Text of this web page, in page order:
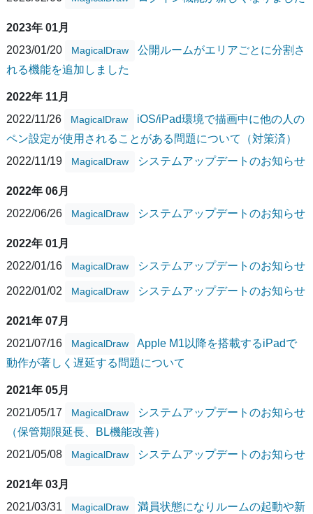
2023年 01月
2023/01/20
MagicalDraw
公開ルームがエリアごとに分割さ
れる機能を追加しました
2022年 11月
2022/11/26
MagicalDraw
iOS/iPad環境で描画中に他の人の
ペン設定が使用されることがある問題について（対策済）
2022/11/19
MagicalDraw システムアップデートのお知らせ
2022年 06月
2022/06/26
MagicalDraw システムアップデートのお知らせ
2022年 01月
2022/01/16
MagicalDraw システムアップデートのお知らせ
2022/01/02 MagicalDraw システムアップデートのお知らせ
2021年 07月
2021/07/16
MagicalDraw
Apple M1以降を搭載するiPadで
動作が著しく遅延する問題について
2021年 05月
2021/05/17
MagicalDraw
システムアップデートのお知らせ
（保管期限延長、BL機能改善）
2021/05/08
MagicalDraw システムアップデートのお知らせ
2021年 03月
2021/03/31
MagicalDraw
満員状態になりルームの起動や新